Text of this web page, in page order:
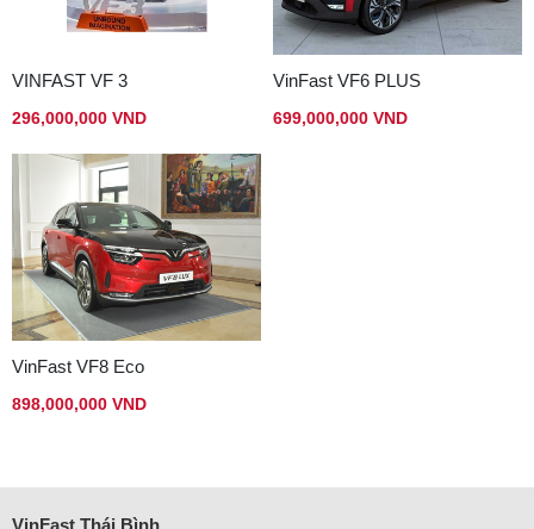
VINFAST VF 3
296,000,000 VND
VinFast VF6 PLUS
699,000,000 VND
VinFast VF8 Eco
898,000,000 VND
VinFast Thái Bình